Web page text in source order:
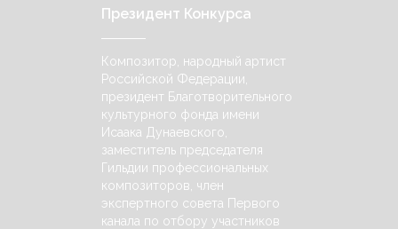
Президент Конкурса
Композитор, народный артист
Российской Федерации,
президент Благотворительного
культурного фонда имени
Исаака Дунаевского,
заместитель председателя
Гильдии профессиональных
композиторов, член
экспертного совета Первого
канала по отбору участников